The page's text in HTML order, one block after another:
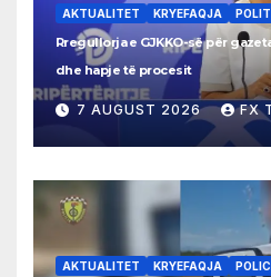
AKTUALITET KRYEFAQJA
Rregullorja e GJKKO-së për
dhe hapje të procesit
7 AUGUST 2026 FX
AKTUALITET KRYEFAQJA